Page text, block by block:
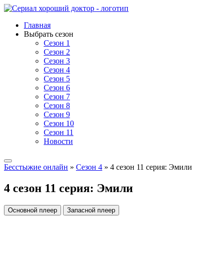
Главная
Выбрать сезон
Сезон 1
Сезон 2
Сезон 3
Сезон 4
Сезон 5
Сезон 6
Сезон 7
Сезон 8
Сезон 9
Сезон 10
Сезон 11
Новости
Бесстыжие онлайн » Сезон 4 » 4 сезон 11 серия: Эмили
4 сезон 11 серия: Эмили
Основной плеер Запасной плеер